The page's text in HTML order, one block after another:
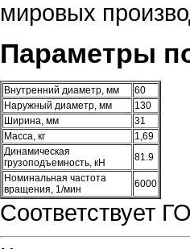
мировых
Параметры
Внутренний диаметр, мм
60
Наружный диаметр, мм
130
Ширина, мм
31
Масса, кг
1,69
Динамическая
грузоподъемность, кН
81.9
Номинальная частота
вращения, 1/мин
6000
Соответствует